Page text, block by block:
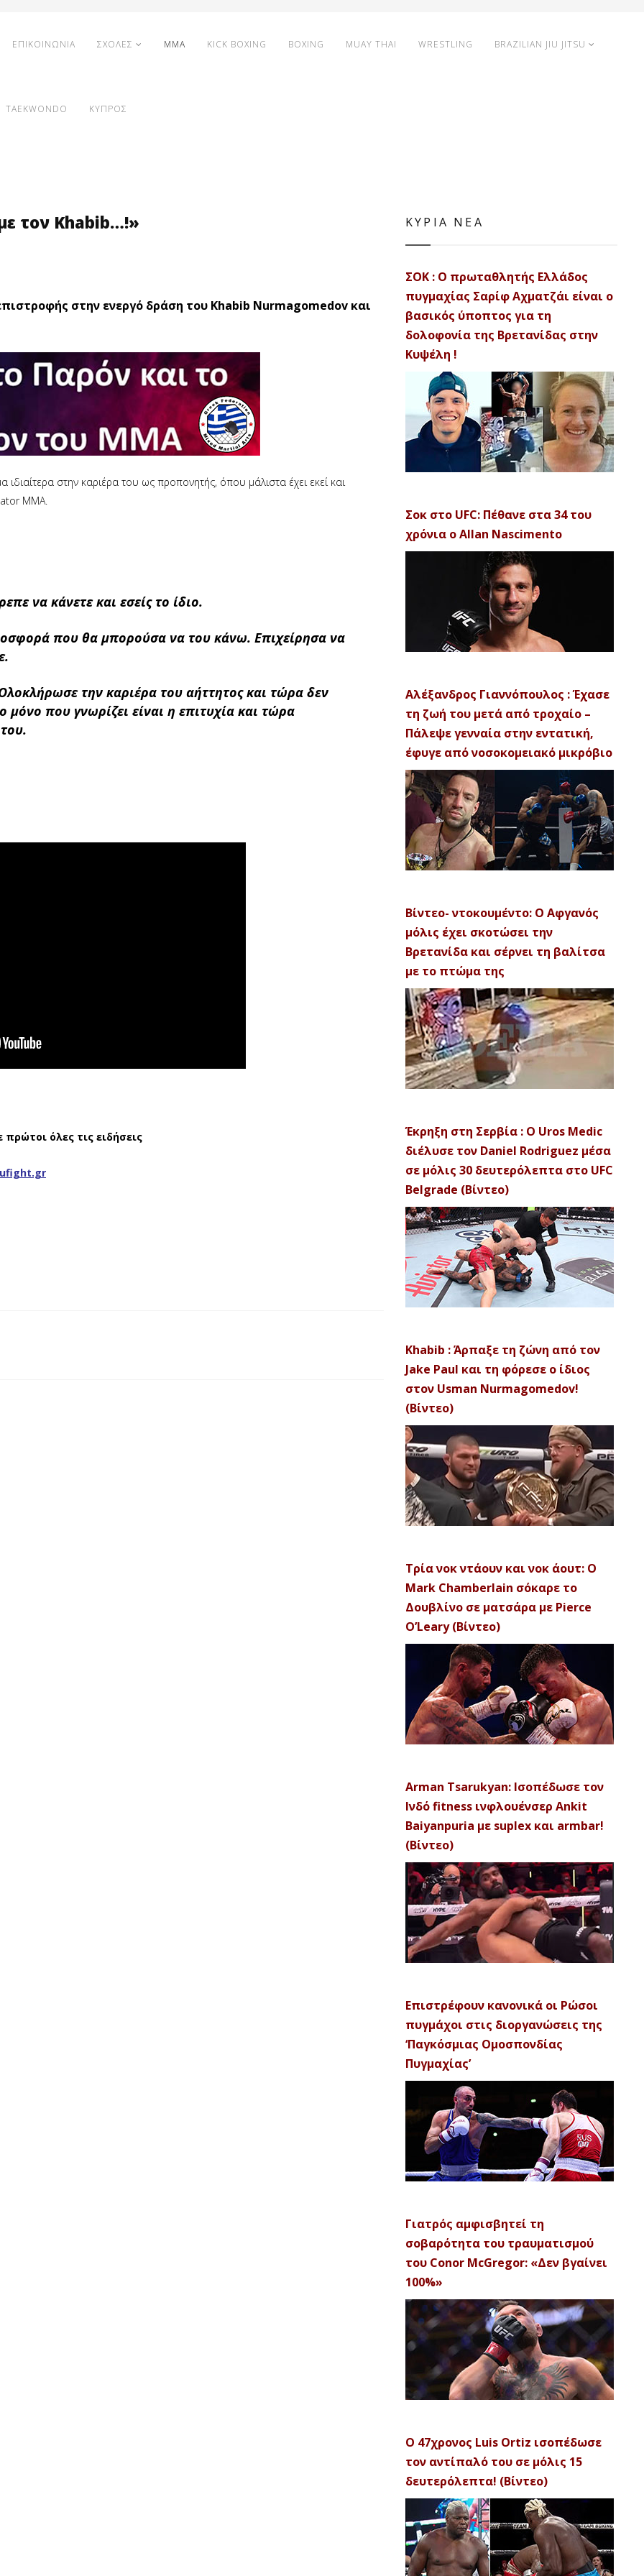
ΕΠΙΚΟΙΝΩΝΙΑ ΣΧΟΛΕΣ MMA KICK BOXING BOXING MUAY THAI WRESTLING BRAZILIAN JIU JITSU
TAEKWONDO ΚΥΠΡΟΣ
τον Khabib…!»
στην ενεργό δράση του Khabib Nurmagomedov και
στην καριέρα του ως προπονητής, όπου μάλιστα έχει εκεί και
MMA.
να κάνετε και εσείς το ίδιο.
που θα μπορούσα να του κάνω. Επιχείρησα να
την καριέρα του αήττητος και τώρα δεν
που γνωρίζει είναι η επιτυχία και τώρα
πρώτοι όλες τις ειδήσεις
ufight.gr
ΚΥΡΙΑ ΝΕΑ
ΣΟΚ : Ο πρωταθλητής Ελλάδος
πυγμαχίας Σαρίφ Αχματζάι είναι ο
βασικός ύποπτος για τη
δολοφονία της Βρετανίδας στην
Κυψέλη !
Σοκ στο UFC: Πέθανε στα 34 του
χρόνια ο Allan Nascimento
Αλέξανδρος Γιαννόπουλος : Έχασε
τη ζωή του μετά από τροχαίο –
Πάλεψε γενναία στην εντατική,
έφυγε από νοσοκομειακό μικρόβιο
Βίντεο- ντοκουμέντο: Ο Αφγανός
μόλις έχει σκοτώσει την
Βρετανίδα και σέρνει τη βαλίτσα
με το πτώμα της
Έκρηξη στη Σερβία : Ο Uros Medic
διέλυσε τον Daniel Rodriguez μέσα
σε μόλις 30 δευτερόλεπτα στο UFC
Belgrade (Βίντεο)
Khabib : Άρπαξε τη ζώνη από τον
Jake Paul και τη φόρεσε ο ίδιος
στον Usman Nurmagomedov!
(Βίντεο)
Τρία νοκ ντάουν και νοκ άουτ: Ο
Mark Chamberlain σόκαρε το
Δουβλίνο σε ματσάρα με Pierce
O’Leary (Βίντεο)
Arman Tsarukyan: Ισοπέδωσε τον
Ινδό fitness ινφλουένσερ Ankit
Baiyanpuria με suplex και armbar!
(Βίντεο)
Επιστρέφουν κανονικά οι Ρώσοι
πυγμάχοι στις διοργανώσεις της
‘Παγκόσμιας Ομοσπονδίας
Πυγμαχίας’
Γιατρός αμφισβητεί τη
σοβαρότητα του τραυματισμού
του Conor McGregor: «Δεν βγαίνει
100%»
Ο 47χρονος Luis Ortiz ισοπέδωσε
τον αντίπαλό του σε μόλις 15
δευτερόλεπτα! (Βίντεο)